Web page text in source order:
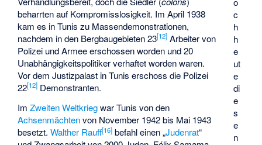
c
h
h
e
ut
e
di
e
s
e
n
beharrten auf Kompromisslosigkeit. Im April 1938
kam es in Tunis zu Massendemonstrationen,
nachdem in den Bergbaugebieten 23[12] Arbeiter von
Polizei und Armee erschossen worden und 20
Unabhängigkeitspolitiker verhaftet worden waren.
Vor dem Justizpalast in Tunis erschoss die Polizei
22[12] Demonstranten.
ImZweiten Weltkriegwar Tunis von den
Achsenmächtenvon November 1942 bis Mai 1943
besetzt.Walther Rauff[16] befahl einen „Judenrat“